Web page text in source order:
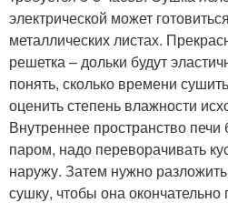
электрической может
металлических листах.
решетка – дольки будут
понять, сколько времени
оценить степень влажности
Внутреннее пространство печи
паром, надо переворачивать
наружу. Затем нужно
сушку, чтобы она окончательно